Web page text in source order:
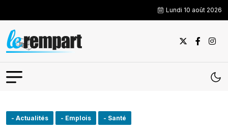
Lundi 10 août 2026
- Actualités - Emplois - Santé